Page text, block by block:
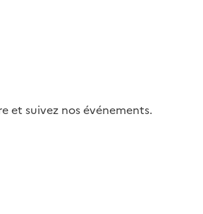
et suivez nos événements.